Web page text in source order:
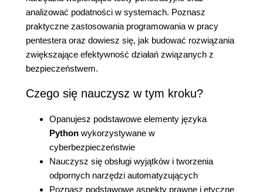
analizować podatności w systemach. Poznasz
praktyczne zastosowania programowania w pracy
pentestera oraz dowiesz się, jak budować rozwiązania
zwiększające efektywność działań związanych z
bezpieczeństwem.
Czego się nauczysz w tym kroku?
Opanujesz podstawowe elementy języka
Python wykorzystywane w
cyberbezpieczeństwie
Nauczysz się obsługi wyjątków i tworzenia
odpornych narzędzi automatyzujących
Poznasz podstawowe aspekty prawne i etyczne